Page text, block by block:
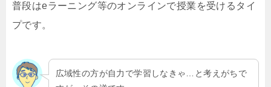
普段はeラーニング等のオンラインで授業を受けるタイ
プです。
広域性の方が自力で学習しなきゃ…と考えがちで